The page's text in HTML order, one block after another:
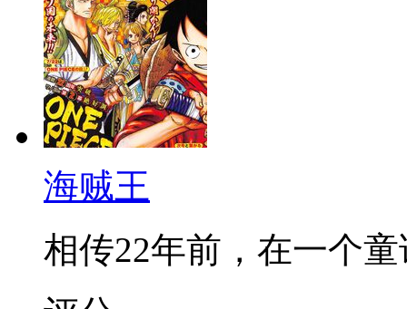
海贼王
相传22年前，在一个